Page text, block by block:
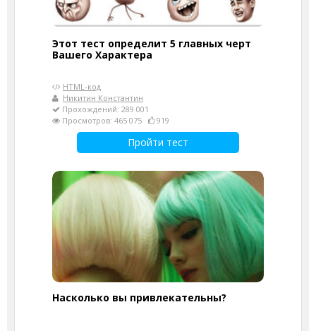
Этот тест определит 5 главных черт
Вашего Характера
HTML-код
Никитин Константин
Прохождений: 289 001
Просмотров: 465 075
919
Пройти тест
Насколько вы привлекательны?